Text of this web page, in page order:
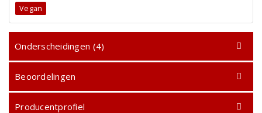
Vegan
Onderscheidingen (4)
Beoordelingen
Producentprofiel